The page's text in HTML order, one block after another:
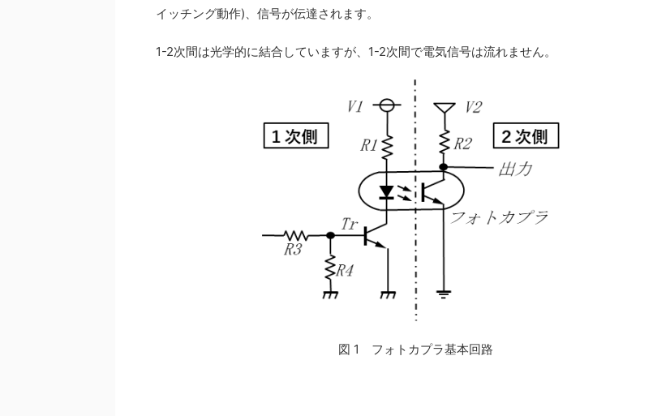
イッチング動作)、信号が伝達されます。
1-2次間は光学的に結合していますが、1-2次間で電気信号は流れません。
図 1 フォトカプラ基本回路